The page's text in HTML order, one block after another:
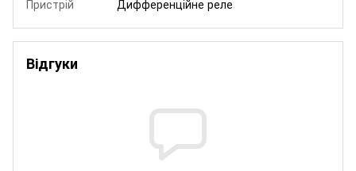
Пристрій
Дифференційне реле
Відгуки